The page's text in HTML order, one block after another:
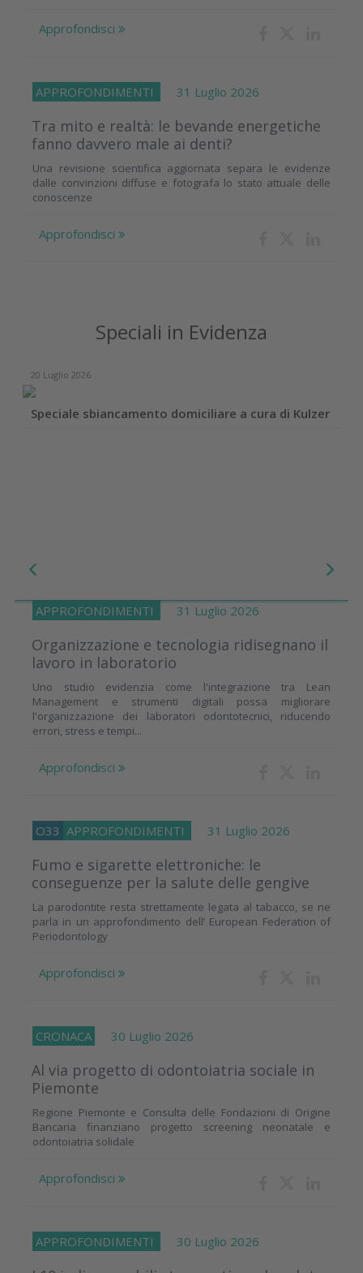
Approfondisci
APPROFONDIMENTI 31 Luglio 2026
Tra mito e realtà: le bevande energetiche
fanno davvero male ai denti?
Una revisione scientifica aggiornata separa le evidenze
dalle convinzioni diffuse e fotografa lo stato attuale delle
conoscenze
Approfondisci
Speciali in Evidenza
20 Luglio 2026
Speciale sbiancamento domiciliare a cura di Kulzer
APPROFONDIMENTI 31 Luglio 2026
Organizzazione e tecnologia ridisegnano il
lavoro in laboratorio
Uno studio evidenzia come l'integrazione tra Lean
Management e strumenti digitali possa migliorare
l'organizzazione dei laboratori odontotecnici, riducendo
errori, stress e tempi...
Approfondisci
O33 APPROFONDIMENTI 31 Luglio 2026
Fumo e sigarette elettroniche: le
conseguenze per la salute delle gengive
La parodontite resta strettamente legata al tabacco, se ne
parla in un approfondimento dell’ European Federation of
Periodontology
Approfondisci
CRONACA 30 Luglio 2026
Al via progetto di odontoiatria sociale in
Piemonte
Regione Piemonte e Consulta delle Fondazioni di Origine
Bancaria finanziano progetto screening neonatale e
odontoiatria solidale
Approfondisci
APPROFONDIMENTI 30 Luglio 2026